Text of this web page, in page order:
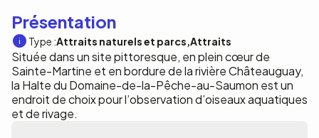
Présentation
Type :Attraits naturels et parcs Attraits
Située dans un site pittoresque, en plein cœur de
Sainte-Martine et en bordure de la rivière Châteauguay,
la Halte du Domaine-de-la-Pêche-au-Saumon est un
endroit de choix pour l’observation d’oiseaux aquatiques
et de rivage.